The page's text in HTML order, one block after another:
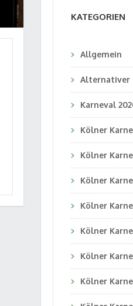
KATEGORIEN
Allgemein
Alternativer
Karneval
Kölner
Kölner
Kölner
Kölner
Kölner
Kölner
Kölner